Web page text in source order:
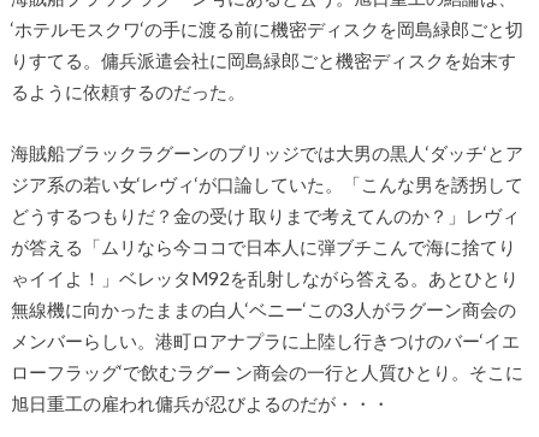
‘ホテルモスクワ‘の手に渡る前に機密ディスクを岡島緑郎ごと切
りすてる。傭兵派遣会社に岡島緑郎ごと機密ディスクを始末す
るように依頼するのだった。
海賊船ブラックラグーンのブリッジでは大男の黒人‘ダッチ‘とア
ジア系の若い女‘レヴィ‘が口論していた。「こんな男を誘拐して
どうするつもりだ？金の受け 取りまで考えてんのか？」レヴィ
が答える「ムリなら今ココで日本人に弾ブチこんで海に捨てり
ゃイイよ！」ベレッタM92を乱射しながら答える。あとひとり
無線機に向かったままの白人‘ベニー‘この3人がラグーン商会の
メンバーらしい。港町ロアナプラに上陸し行きつけのバー‘イエ
ローフラッグ‘で飲むラグー ン商会の一行と人質ひとり。そこに
旭日重工の雇われ傭兵が忍びよるのだが・・・